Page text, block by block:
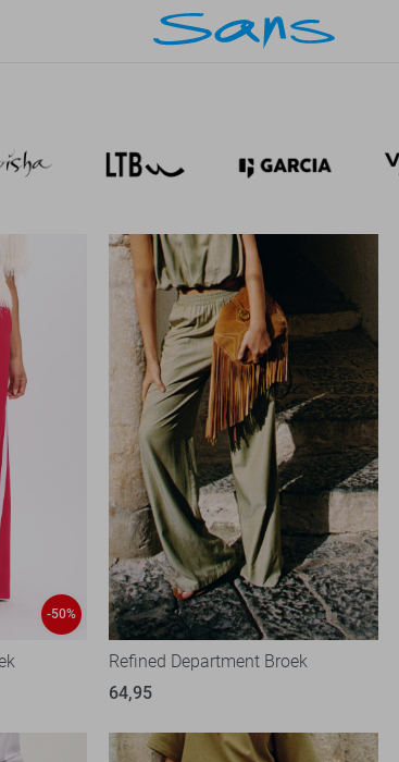
-50%
Refined Department Broek
64,95